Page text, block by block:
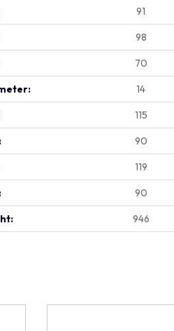
91
98
70
14
115
90
119
90
946